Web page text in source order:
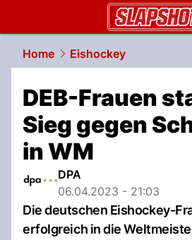
Home Eishockey
DEB-Frauen
Sieg gegen
in WM
DPA
06.04.2023 - 21:03
Die deutschen Eishockey-
erfolgreich in die